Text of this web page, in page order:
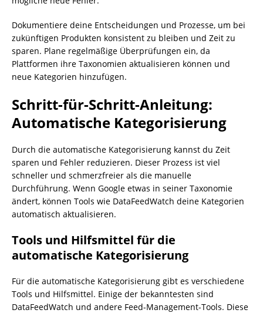
Dokumentiere deine Entscheidungen und Prozesse, um bei
zukünftigen Produkten konsistent zu bleiben und Zeit zu
sparen. Plane regelmäßige Überprüfungen ein, da
Plattformen ihre Taxonomien aktualisieren können und
neue Kategorien hinzufügen.
Schritt-für-Schritt-Anleitung:
Automatische Kategorisierung
Durch die automatische Kategorisierung kannst du Zeit
sparen und Fehler reduzieren. Dieser Prozess ist viel
schneller und schmerzfreier als die manuelle
Durchführung. Wenn Google etwas in seiner Taxonomie
ändert, können Tools wie DataFeedWatch deine Kategorien
automatisch aktualisieren.
Tools und Hilfsmittel für die
automatische Kategorisierung
Für die automatische Kategorisierung gibt es verschiedene
Tools und Hilfsmittel. Einige der bekanntesten sind
DataFeedWatch und andere Feed-Management-Tools. Diese